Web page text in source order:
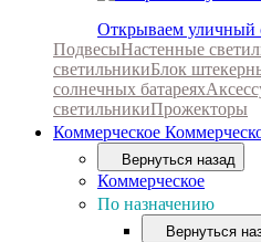
Открываем уличный
ПодвесыНастенные
светильникиБлок
солнечных батареях
светильникиПрожекторы
Коммерческое
Вернуться назад
Коммерческое
По назначению
Вернуться